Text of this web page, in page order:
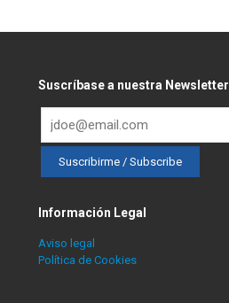
Suscríbase a nuestra Newsletter
Información Legal
Aviso legal
Política de Cookies